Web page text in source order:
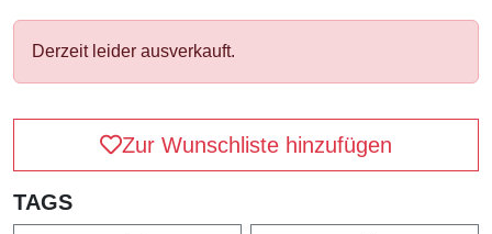
Derzeit leider ausverkauft.
Zur Wunschliste hinzufügen
TAGS